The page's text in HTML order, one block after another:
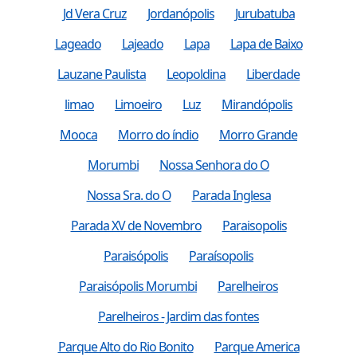
Jd Vera Cruz
Jordanópolis
Jurubatuba
Lageado
Lajeado Lapa
Lapa de Baixo
Lauzane Paulista
Leopoldina
Liberdade
limao
Limoeiro Luz
Mirandópolis
Mooca
Morro do índio
Morro Grande
Morumbi
Nossa Senhora do O
Nossa Sra. do O
Parada Inglesa
Parada XV de Novembro
Paraisopolis
Paraisópolis
Paraísopolis
Paraisópolis Morumbi
Parelheiros
Parelheiros - Jardim das fontes
Parque Alto do Rio Bonito
Parque America